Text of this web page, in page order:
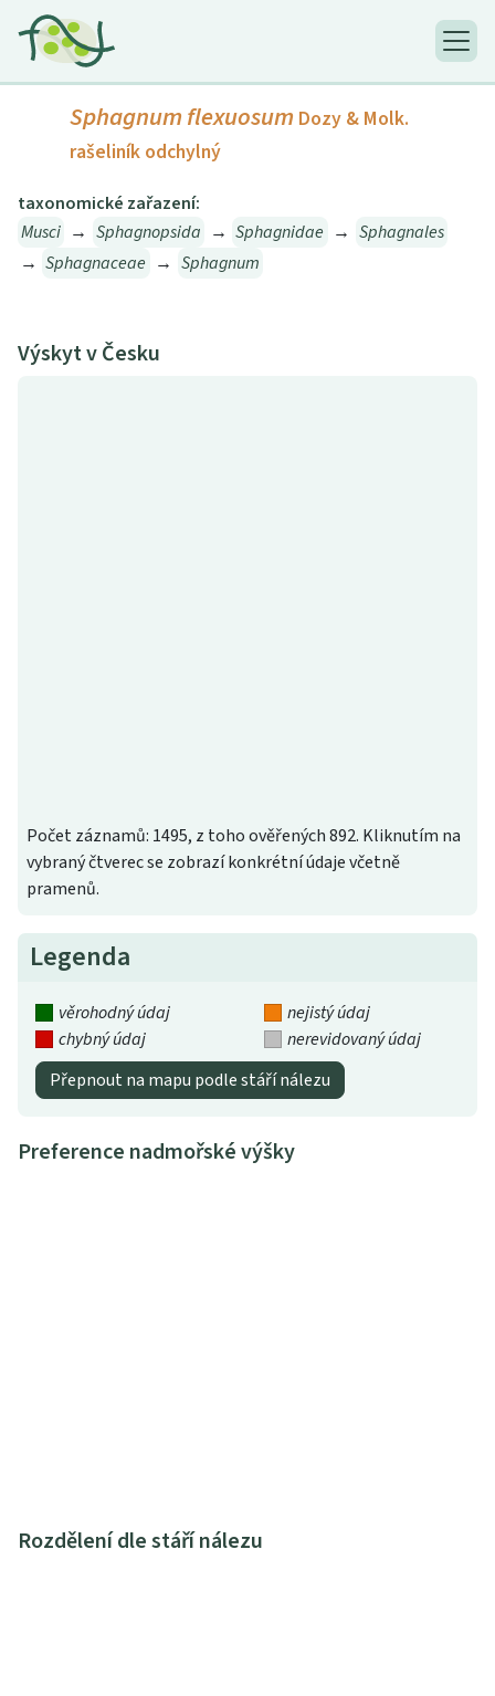
Sphagnum flexuosum Dozy & Molk.
rašeliník odchylný
taxonomické zařazení:
Musci → Sphagnopsida → Sphagnidae → Sphagnales
→ Sphagnaceae → Sphagnum
Výskyt v Česku
Počet záznamů: 1495, z toho ověřených 892. Kliknutím na
vybraný čtverec se zobrazí konkrétní údaje včetně
pramenů.
Legenda
věrohodný údaj
nejistý údaj
chybný údaj
nerevidovaný údaj
Přepnout na mapu podle stáří nálezu
Preference nadmořské výšky
Rozdělení dle stáří nálezu